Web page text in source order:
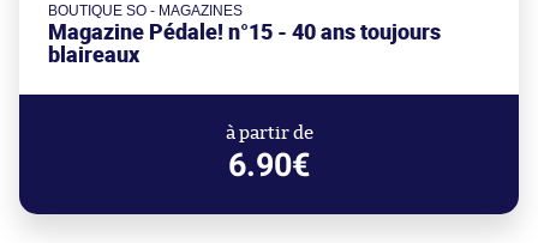
BOUTIQUE SO - MAGAZINES
Magazine Pédale! n°15 - 40 ans toujours
blaireaux
à partir de
6.90€